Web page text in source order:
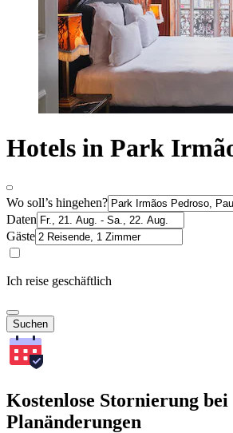
Hotels in Park
Wo soll’s hingehen?
Daten
Gäste
Ich reise geschäftlich
Suchen
Kostenlose Stornierung bei
Planänderungen